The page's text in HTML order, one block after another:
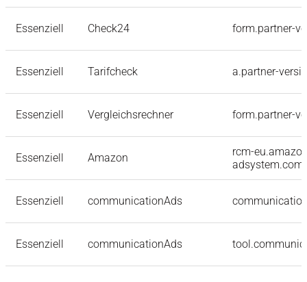
Essenziell Check24 form.partner-
Essenziell Tarifcheck a.partner-
Essenziell Vergleichsrechner form.partner-
Essenziell Amazon
rcm-
adsystem.com
Essenziell communicationAds
Essenziell communicationAds